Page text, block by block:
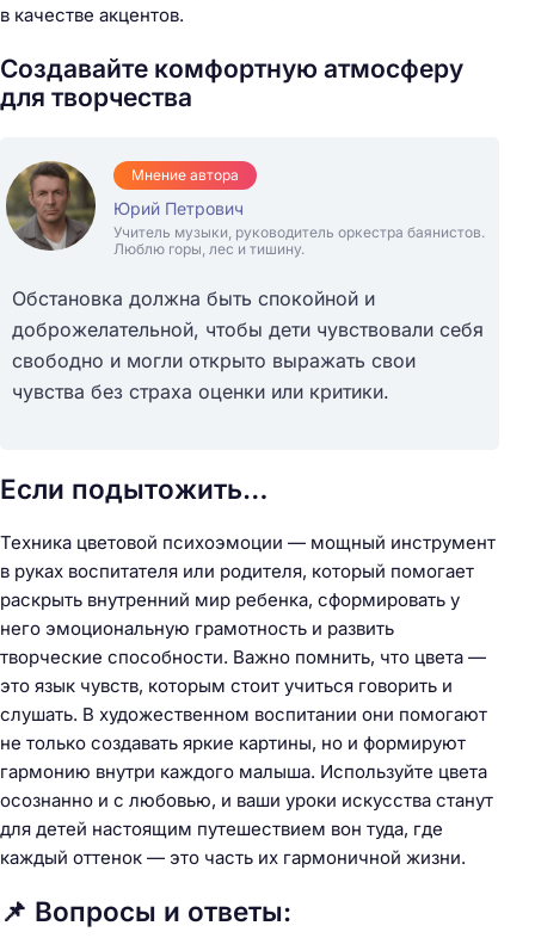
в качестве акцентов.
Создавайте комфортную атмосферу
для творчества
Мнение автора
Юрий Петрович
Учитель музыки, руководитель оркестра баянистов.
Люблю горы, лес и тишину.
Обстановка должна быть спокойной и
доброжелательной, чтобы дети чувствовали себя
свободно и могли открыто выражать свои
чувства без страха оценки или критики.
Если подытожить…
Техника цветовой психоэмоции — мощный инструмент
в руках воспитателя или родителя, который помогает
раскрыть внутренний мир ребенка, сформировать у
него эмоциональную грамотность и развить
творческие способности. Важно помнить, что цвета —
это язык чувств, которым стоит учиться говорить и
слушать. В художественном воспитании они помогают
не только создавать яркие картины, но и формируют
гармонию внутри каждого малыша. Используйте цвета
осознанно и с любовью, и ваши уроки искусства станут
для детей настоящим путешествием вон туда, где
каждый оттенок — это часть их гармоничной жизни.
📌 Вопросы и ответы: